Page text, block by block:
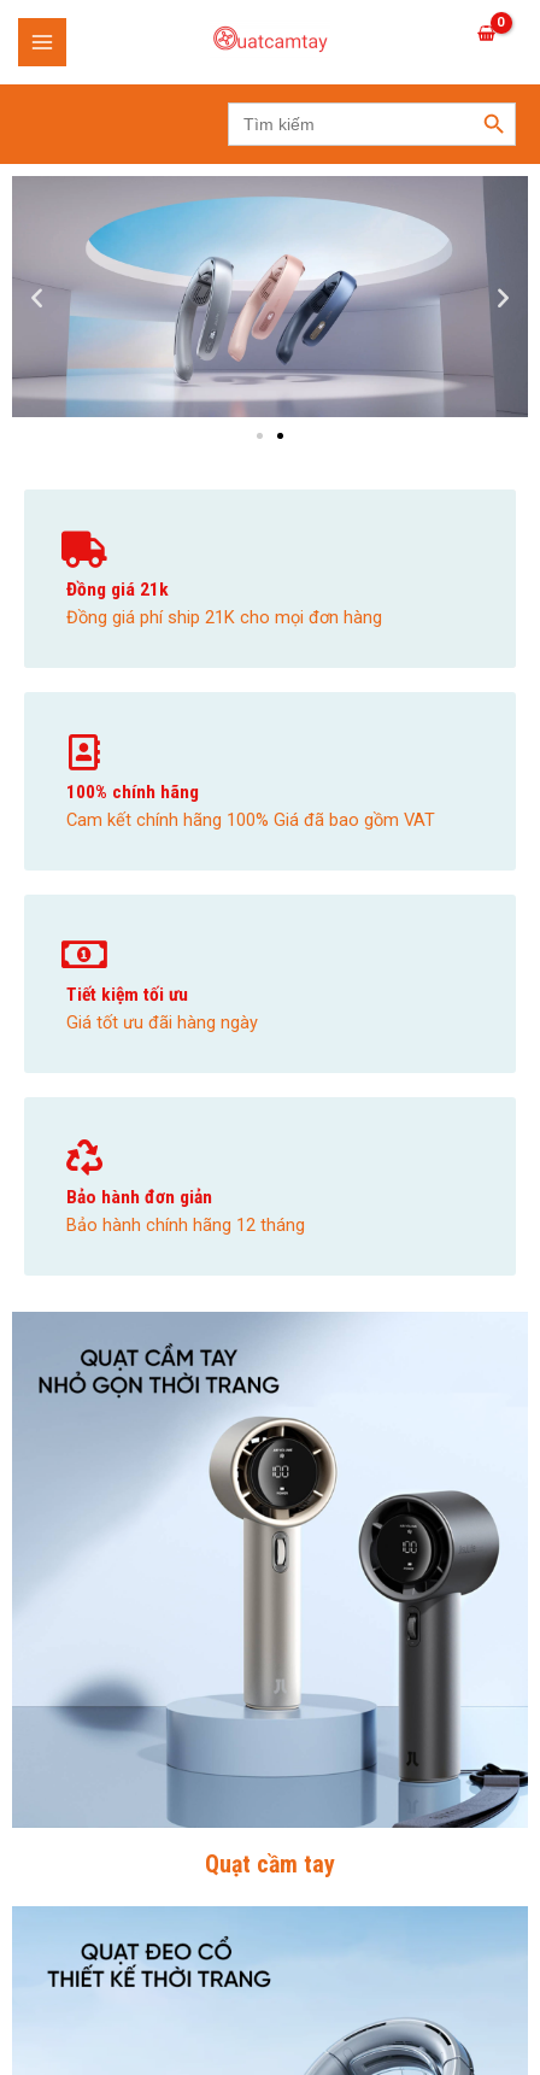
Search
for:
SEARCH BUTTON
Đồng giá 21k
Đồng giá phí ship 21K cho mọi đơn hàng
100% chính hãng
Cam kết chính hãng 100% Giá đã bao gồm VAT
Tiết kiệm tối ưu
Giá tốt ưu đãi hàng ngày
Bảo hành đơn giản
Bảo hành chính hãng 12 tháng
Quạt cầm tay